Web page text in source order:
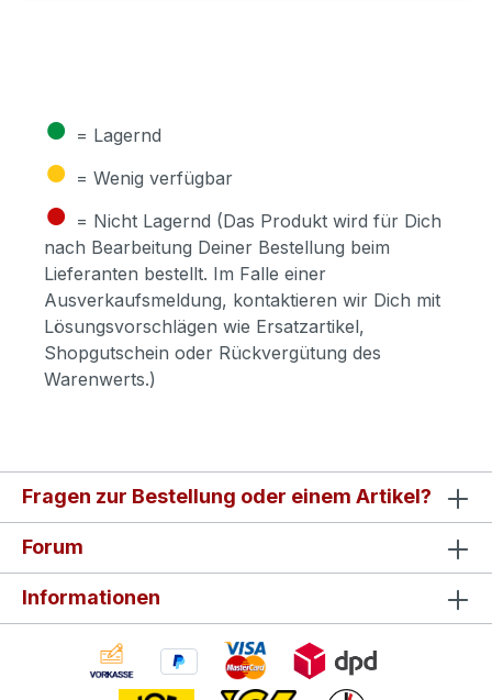
● = Lagernd
● = Wenig verfügbar
● = Nicht Lagernd (Das Produkt wird für Dich
nach Bearbeitung Deiner Bestellung beim
Lieferanten bestellt. Im Falle einer
Ausverkaufsmeldung, kontaktieren wir Dich mit
Lösungsvorschlägen wie Ersatzartikel,
Shopgutschein oder Rückvergütung des
Warenwerts.)
Fragen zur Bestellung oder einem Artikel?
Forum
Informationen